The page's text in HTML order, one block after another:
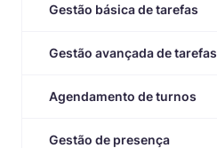
Gestão básica de tarefas
Gestão avançada de tarefas
Agendamento de turnos
Gestão de presença